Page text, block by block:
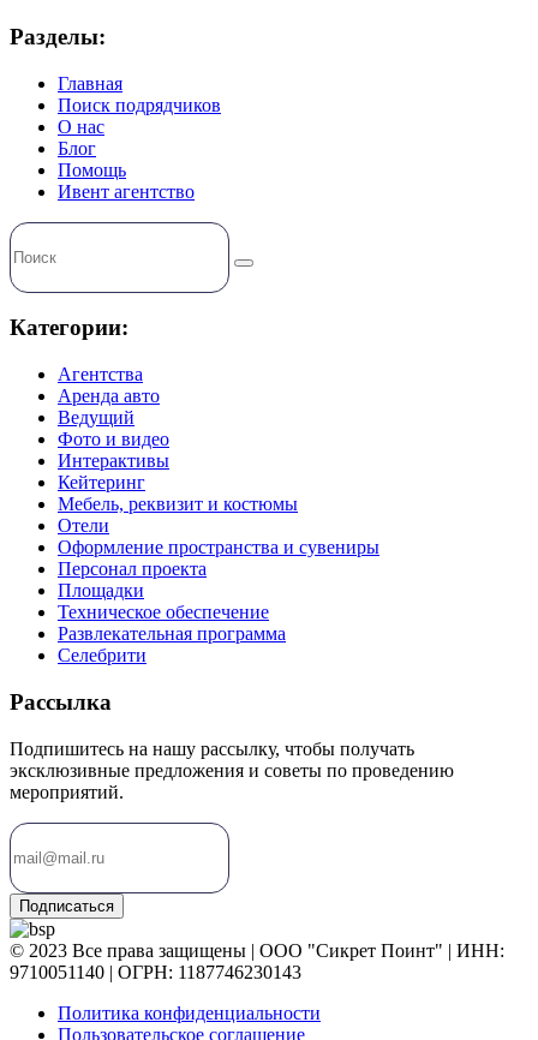
Разделы:
Главная
Поиск подрядчиков
О нас
Блог
Помощь
Ивент агентство
Категории:
Агентства
Аренда авто
Ведущий
Фото и видео
Интерактивы
Кейтеринг
Мебель, реквизит и костюмы
Отели
Оформление пространства и сувениры
Персонал проекта
Площадки
Техническое обеспечение
Развлекательная программа
Селебрити
Рассылка
Подпишитесь на нашу рассылку, чтобы получать
эксклюзивные предложения и советы по проведению
мероприятий.
Подписаться
© 2023 Все права защищены | ООО "Сикрет Поинт" | ИНН:
9710051140 | ОГРН: 1187746230143
Политика конфиденциальности
Пользовательское соглашение